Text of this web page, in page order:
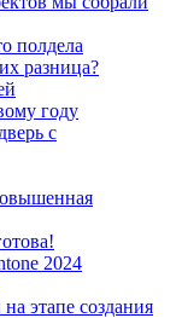
полдела
разница?
году
с
2024
этапе создания